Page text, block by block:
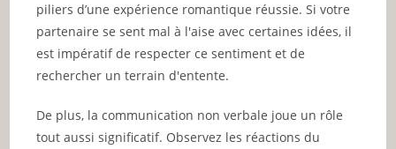
piliers d’une expérience romantique réussie. Si votre
partenaire se sent mal à l'aise avec certaines idées, il
est impératif de respecter ce sentiment et de
rechercher un terrain d'entente.
De plus, la communication non verbale joue un rôle
tout aussi significatif. Observez les réactions du